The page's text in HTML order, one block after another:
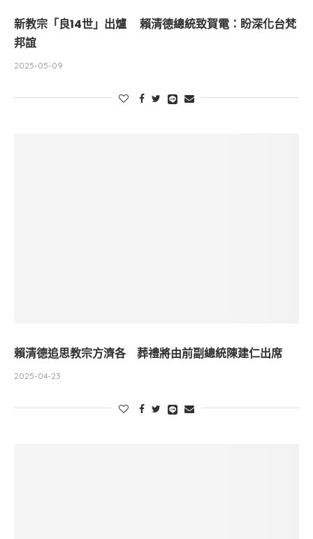
新教宗「良14世」出爐 賴清德總統致賀電：盼深化台梵
邦誼
2025-05-09
賴清德追思教宗方濟各 葬禮將由前副總統陳建仁出席
2025-04-23